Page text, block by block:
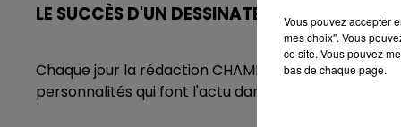
LE SUCCÈS D'UN DESSINATEUR
Chaque jour la rédaction CHAMPAGNE FM, vous
personnalités qui font l'actu dans notre région.
Vous pouvez accepter
mes choix". Vous
ce site. Vous pouvez
bas de chaque page.